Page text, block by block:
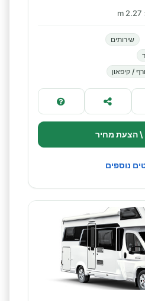
שירותים
/ קיפאון
\ הצעת מחיר
נוספים